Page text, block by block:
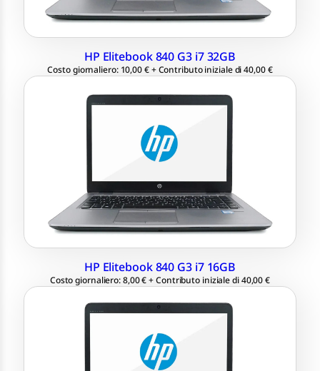
HP Elitebook 840 G3 i7 32GB
Costo giornaliero: 10,00 € + Contributo iniziale di 40,00 €
Windows 11 Professional 64 bit
HP Elitebook 840 G3 i7 16GB
Costo giornaliero: 8,00 € + Contributo iniziale di 40,00 €
LCD 14.1″ 1920×1080 Full HD /
2560×1440 QHD
Intel® Core™ i7-6500U 2.60 GHz
SSD 256 GB M.2
Windows 11 Professional 64 bit
LCD 14.1″ 1920×1080 Full HD
Intel® Core™ i5-6300U 2.60 GHz